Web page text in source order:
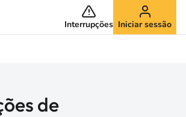
Interrupções Iniciar sessão
de